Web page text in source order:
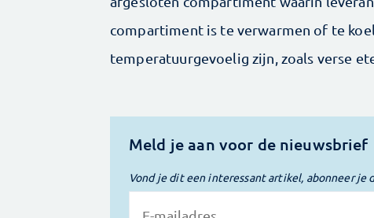
compartiment is te verwarmen of te
temperatuurgevoelig zijn, zoals verse
Meld je aan voor de nieuwsbrief
Vond je dit een interessant artikel, abonneer je